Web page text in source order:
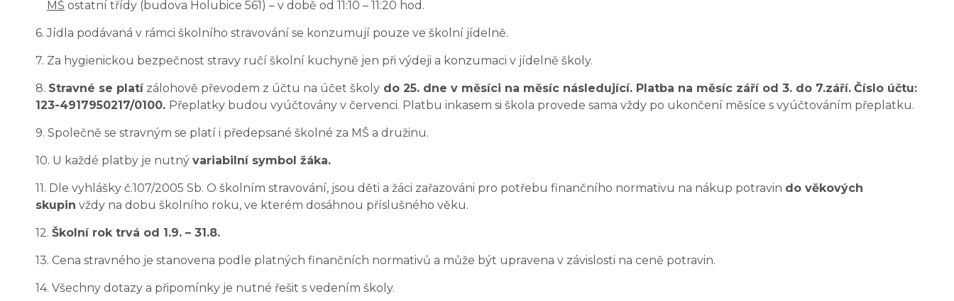
MŠ ostatní třídy (budova Holubice 561) – v době od 11:10 – 11:20 hod.
6. Jídla podávaná v rámci školního stravování se konzumují pouze ve školní jídelně.
7. Za hygienickou bezpečnost stravy ručí školní kuchyně jen při výdeji a konzumaci v jídelně školy.
8. Stravné se platízálohově převodem z účtu na účet školy do 25. dne v měsíci na měsíc následující. Platba na měsíc září od 3. do 7.září. Číslo účtu:
123-4917950217/0100. Přeplatky budou vyúčtovány v červenci. Platbu inkasem si škola provede sama vždy po ukončení měsíce s vyúčtováním přeplatku.
9. Společně se stravným se platí i předepsané školné za MŠ a družinu.
10. U každé platby je nutný variabilní symbol žáka.
11. Dle vyhlášky č.107/2005 Sb. O školním stravování, jsou děti a žáci zařazováni pro potřebu finančního normativu na nákup potravin do věkových
skupin vždy na dobu školního roku, ve kterém dosáhnou příslušného věku.
12. Školní rok trvá od 1.9. – 31.8.
13. Cena stravného je stanovena podle platných finančních normativů a může být upravena v závislosti na ceně potravin.
14. Všechny dotazy a připomínky je nutné řešit s vedením školy.